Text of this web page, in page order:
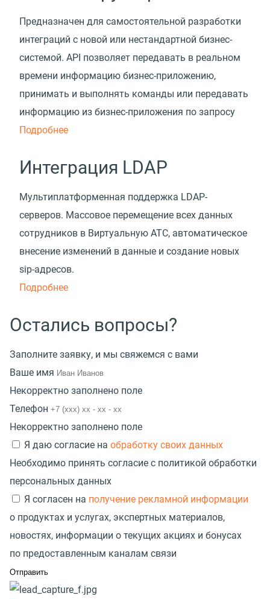
Предназначен для самостоятельной разработки
интеграций с новой или нестандартной бизнес-
системой. API позволяет передавать в реальном
времени информацию бизнес-приложению,
принимать и выполнять команды или передавать
информацию из бизнес-приложения по запросу
Подробнее
Интеграция LDAP
Мультиплатформенная поддержка LDAP-
серверов. Массовое перемещение всех данных
сотрудников в Виртуальную АТС, автоматическое
внесение изменений в данные и создание новых
sip-адресов.
Подробнее
Остались вопросы?
Заполните заявку, и мы свяжемся с вами
Ваше имя
Некорректно заполнено поле
Телефон
Некорректно заполнено поле
Я даю согласие на обработку своих данных
Необходимо принять согласие с политикой обработки
персональных данных
Я согласен на получение рекламной информации
о продуктах и услугах, экспертных материалов,
новостях, информации о текущих акциях и бонусах
по предоставленным каналам связи